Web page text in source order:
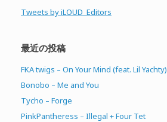
Tweets by iLOUD_Editors
最近の投稿
FKA twigs – On Your Mind (feat. Lil Yachty)
Bonobo – Me and You
Tycho – Forge
PinkPantheress – Illegal + Four Tet